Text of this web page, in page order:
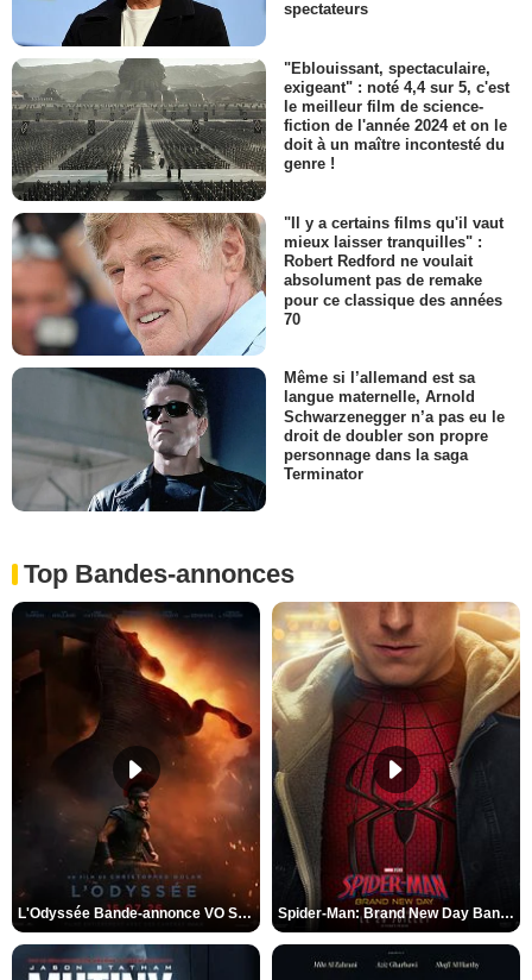
spectateurs
"Eblouissant, spectaculaire,
exigeant" : noté 4,4 sur 5, c'est
le meilleur film de science-
fiction de l'année 2024 et on le
doit à un maître incontesté du
genre !
"Il y a certains films qu'il vaut
mieux laisser tranquilles" :
Robert Redford ne voulait
absolument pas de remake
pour ce classique des années
70
Même si l’allemand est sa
langue maternelle, Arnold
Schwarzenegger n’a pas eu le
droit de doubler son propre
personnage dans la saga
Terminator
Top Bandes-annonces
L'Odyssée Bande-annonce VO STFR Spider-Man: Brand New Day Bande-annonce VO STFR